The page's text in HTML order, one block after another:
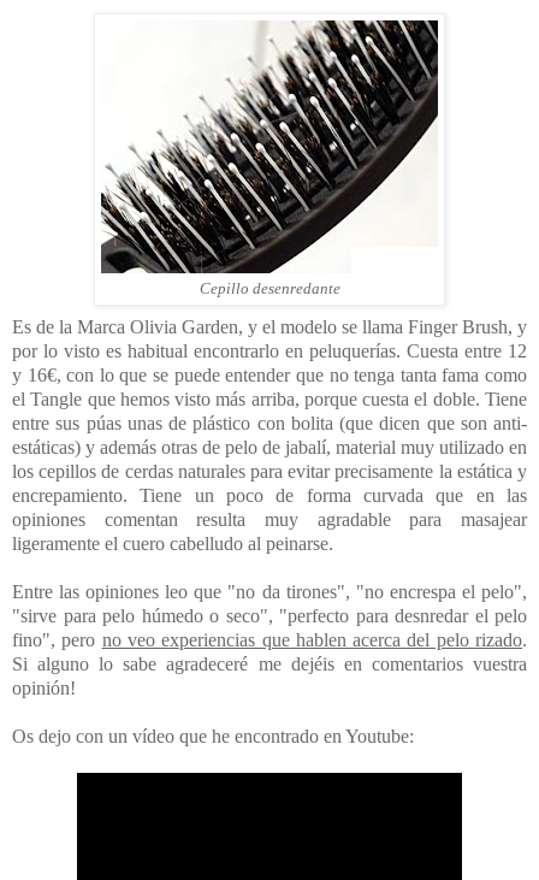
Cepillo desenredante
Es de la Marca Olivia Garden, y el modelo se llama Finger Brush, y
por lo visto es habitual encontrarlo en peluquerías. Cuesta entre 12
y 16€, con lo que se puede entender que no tenga tanta fama como
el Tangle que hemos visto más arriba, porque cuesta el doble. Tiene
entre sus púas unas de plástico con bolita (que dicen que son anti-
estáticas) y además otras de pelo de jabalí, material muy utilizado en
los cepillos de cerdas naturales para evitar precisamente la estática y
encrepamiento. Tiene un poco de forma curvada que en las
opiniones comentan resulta muy agradable para masajear
ligeramente el cuero cabelludo al peinarse.
Entre las opiniones leo que "no da tirones", "no encrespa el pelo",
"sirve para pelo húmedo o seco", "perfecto para desnredar el pelo
fino", pero no veo experiencias que hablen acerca del pelo rizado.
Si alguno lo sabe agradeceré me dejéis en comentarios vuestra
opinión!
Os dejo con un vídeo que he encontrado en Youtube: